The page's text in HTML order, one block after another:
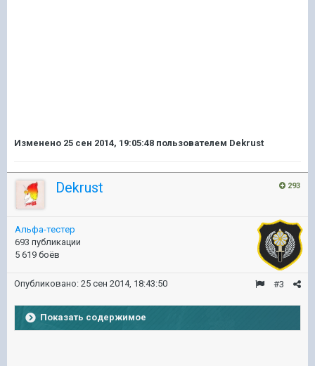
Изменено 25 сен 2014, 19:05:48 пользователем Dekrust
293
Dekrust
Альфа-тестер
693 публикации
5 619 боёв
#3
Опубликовано: 25 сен 2014, 18:43:50
Показать содержимое